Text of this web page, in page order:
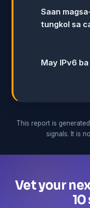
Saan
tungkol sa
May IPv6
This report is
signals. It is
Vet your